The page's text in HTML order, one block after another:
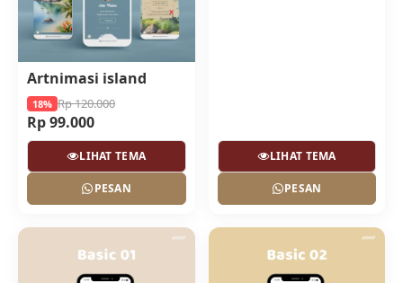
Artnimasi island
18% Rp 120.000
Rp 99.000
LIHAT TEMA
PESAN
LIHAT TEMA
PESAN